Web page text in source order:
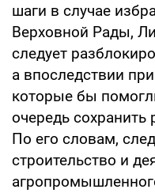
шаги в случае
Верховной Рады,
следует
а впоследствии
которые бы
очередь сохранить
По его словам,
строительство и